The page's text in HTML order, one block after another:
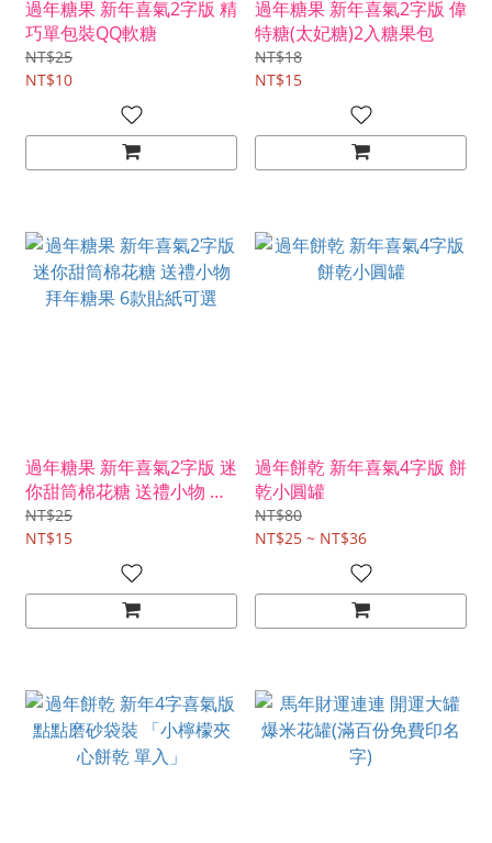
過年糖果 新年喜氣2字版 精
巧單包裝QQ軟糖
NT$25
NT$10
過年糖果 新年喜氣2字版 偉
特糖(太妃糖)2入糖果包
NT$18
NT$15
過年糖果 新年喜氣2字版 迷
你甜筒棉花糖 送禮小物 拜
年糖果 6款貼紙可選
NT$25
NT$15
過年餅乾 新年喜氣4字版 餅
乾小圓罐
NT$80
NT$25 ~ NT$36